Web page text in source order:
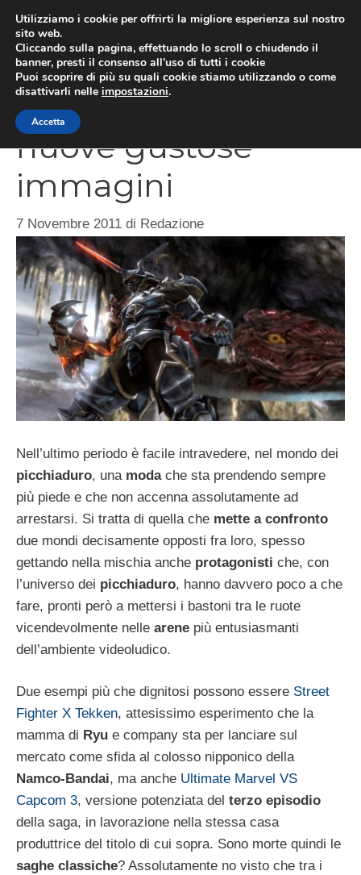
contenuto
Soul Calibur 5,
nuove gustose
immagini
7 Novembre 2011 di Redazione
Nell’ultimo periodo è facile intravedere, nel mondo dei
picchiaduro, una moda che sta prendendo sempre
più piede e che non accenna assolutamente ad
arrestarsi. Si tratta di quella che mette a confronto
due mondi decisamente opposti fra loro, spesso
gettando nella mischia anche protagonisti che, con
l’universo dei picchiaduro, hanno davvero poco a che
fare, pronti però a mettersi i bastoni tra le ruote
vicendevolmente nelle arene più entusiasmanti
dell’ambiente videoludico.
Due esempi più che dignitosi possono essere Street
Fighter X Tekken, attesissimo esperimento che la
mamma di Ryu e company sta per lanciare sul
mercato come sfida al colosso nipponico della
Namco-Bandai, ma anche Ultimate Marvel VS
Capcom 3, versione potenziata del terzo episodio
della saga, in lavorazione nella stessa casa
produttrice del titolo di cui sopra. Sono morte quindi le
saghe classiche? Assolutamente no visto che tra i
Utilizziamo i cookie per offrirti la migliore esperienza sul nostro
sito web.
Cliccando sulla pagina, effettuando lo scroll o chiudendo il
banner, presti il consenso all’uso di tutti i cookie
Puoi scoprire di più su quali cookie stiamo utilizzando o come
disattivarli nelle impostazioni.
Accetta